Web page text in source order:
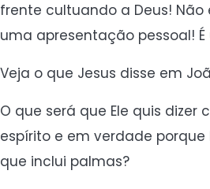
frente cultuando a Deus! Não
uma apresentação pessoal!
Veja o que Jesus disse em
O que será que Ele quis dizer
espírito e em verdade porque
que inclui palmas?